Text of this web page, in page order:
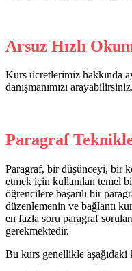
Arsuz Hızlı
Kurs ücretlerimiz hakkında
danışmanımızı
Paragraf
Paragraf, bir düşünceyi, bir
etmek için kullanılan temel
öğrencilere başarılı bir
düzenlemenin ve bağlantı
en fazla soru paragraf
gerekmektedir.
Bu kurs genellikle aşağıdaki